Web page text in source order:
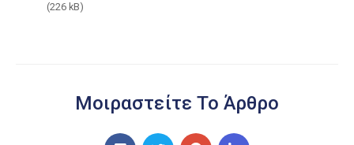
(226 kB)
Μοιραστείτε Το Άρθρο